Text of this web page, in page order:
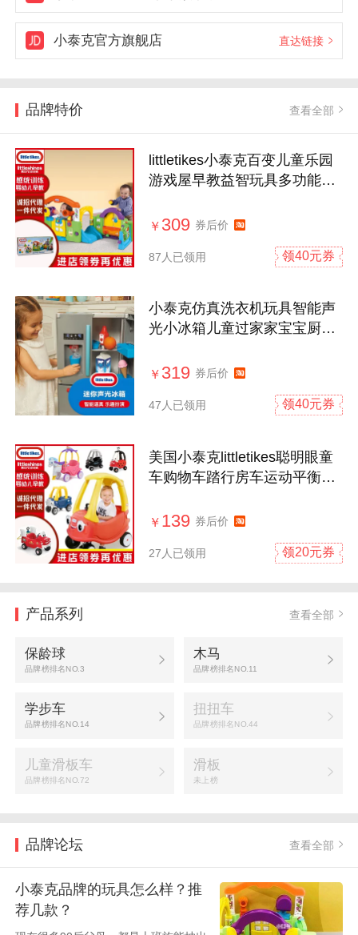
小泰克官方旗舰店 直达链接
品牌特价 查看全部
littletikes小泰克百变儿童乐园
游戏屋早教益智玩具多功能学
￥ 309 券后价
87人已领用 领40元券
小泰克仿真洗衣机玩具智能声
光小冰箱儿童过家家宝宝厨房
￥ 319 券后价
47人已领用 领40元券
美国小泰克littletikes聪明眼童
车购物车踏行房车运动平衡幼
￥ 139 券后价
27人已领用 领20元券
产品系列 查看全部
保龄球
品牌榜排名NO.3
木马
品牌榜排名NO.11
学步车
品牌榜排名NO.14
扭扭车
品牌榜排名NO.44
儿童滑板车
品牌榜排名NO.72
滑板
未上榜
品牌论坛 查看全部
小泰克品牌的玩具怎么样？推
荐几款？